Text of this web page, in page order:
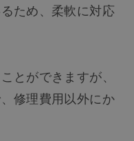
ため、柔軟に対応
とができますが、
修理費用以外にか